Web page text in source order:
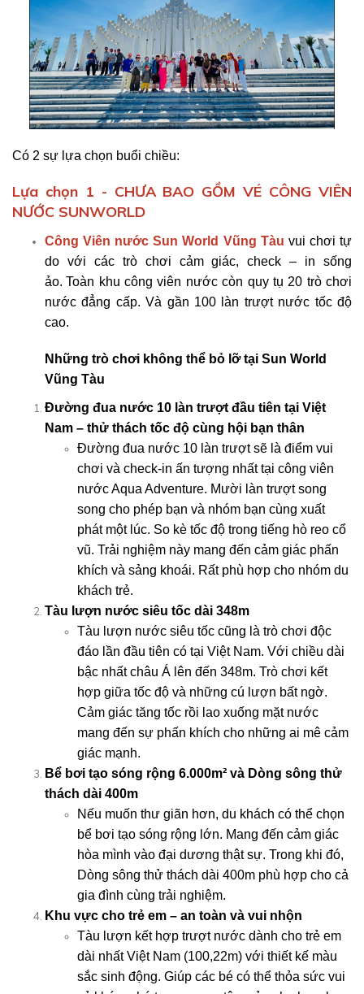
Có 2 sự lựa chọn buổi chiều:
Lựa chọn 1 - CHƯA BAO GỒM VÉ CÔNG VIÊN
NƯỚC SUNWORLD
Công Viên nước Sun World Vũng Tàu vui chơi tự
do với các trò chơi cảm giác, check – in sống
ảo. Toàn khu công viên nước còn quy tụ 20 trò chơi
nước đẳng cấp. Và gần 100 làn trượt nước tốc độ
cao.
Những trò chơi không thể bỏ lỡ tại Sun World
Vũng Tàu
Đường đua nước 10 làn trượt đầu tiên tại Việt
Nam – thử thách tốc độ cùng hội bạn thân
Đường đua nước 10 làn trượt sẽ là điểm vui
chơi và check-in ấn tượng nhất tại công viên
nước Aqua Adventure. Mười làn trượt song
song cho phép bạn và nhóm bạn cùng xuất
phát một lúc. So kè tốc độ trong tiếng hò reo cổ
vũ. Trải nghiệm này mang đến cảm giác phấn
khích và sảng khoái. Rất phù hợp cho nhóm du
khách trẻ.
Tàu lượn nước siêu tốc dài 348m
Tàu lượn nước siêu tốc cũng là trò chơi độc
đáo lần đầu tiên có tại Việt Nam. Với chiều dài
bậc nhất châu Á lên đến 348m. Trò chơi kết
hợp giữa tốc độ và những cú lượn bất ngờ.
Cảm giác tăng tốc rồi lao xuống mặt nước
mang đến sự phấn khích cho những ai mê cảm
giác mạnh.
Bể bơi tạo sóng rộng 6.000m² và Dòng sông thử
thách dài 400m
Nếu muốn thư giãn hơn, du khách có thể chọn
bể bơi tạo sóng rộng lớn. Mang đến cảm giác
hòa mình vào đại dương thật sự. Trong khi đó,
Dòng sông thử thách dài 400m phù hợp cho cả
gia đình cùng trải nghiệm.
Khu vực cho trẻ em – an toàn và vui nhộn
Tàu lượn kết hợp trượt nước dành cho trẻ em
dài nhất Việt Nam (100,22m) với thiết kế màu
sắc sinh động. Giúp các bé có thể thỏa sức vui